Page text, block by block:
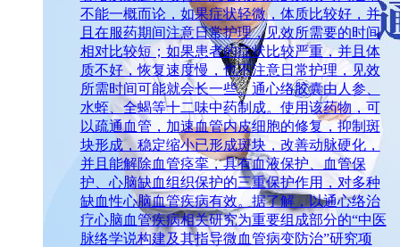
不能一概而论，如果症状轻微，体质比较好，并
且在服药期间注意日常护理，见效所需要的时间
相对比较短；如果患者的症状比较严重，并且体
质不好，恢复速度慢，也不注意日常护理，见效
所需时间可能就会长一些。通心络胶囊由人参、
水蛭、全蝎等十二味中药制成。使用该药物，可
以疏通血管，加速血管内皮细胞的修复，抑制斑
块形成，稳定缩小已形成斑块，改善动脉硬化，
并且能解除血管痉挛，具有血液保护、血管保
护、心脑缺血组织保护的三重保护作用，对多种
缺血性心脑血管疾病有效。据了解，以通心络治
疗心脑血管疾病相关研究为重要组成部分的“中医
脉络学说构建及其指导微血管病变防治”研究项